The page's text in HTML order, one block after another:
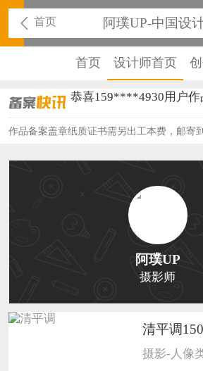
首页 阿璞UP-中国设
首页 设计师首页
恭喜159****4930用户作
恭喜133****6466用户作
恭喜131****1475用户作
恭喜133****8874用户作
恭喜133****9020用户作
恭喜136****9807用户作
作品备案盖章纸质证书需另出工本费，邮寄
阿璞UP
摄影师
清平调
摄影-人像